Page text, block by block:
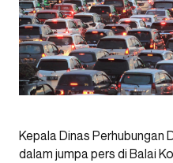
Kepala Dinas Perhubungan
dalam jumpa pers di Balai